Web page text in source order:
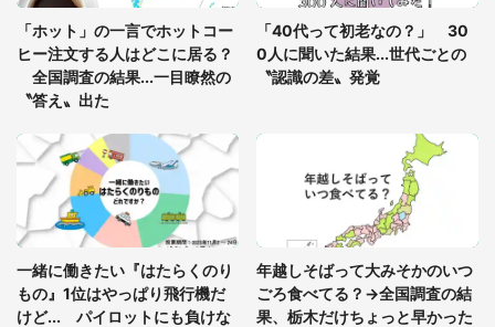
っ暗な道で遭難状態。なんとか見つけた民家に助け
を求めると、住人の男性が...」
「ホット」の一言でホットコー
ヒー注文する人はどこに居る？
全国調査の結果...一目瞭然の
〝答え〟出た
「40代って初老なの？」 30
0人に聞いた結果...世代ごとの
〝認識の差〟発覚
一緒に働きたい『はたらくのり
もの』1位はやっぱり飛行機だ
けど... パイロットにも負けな
年越しそばって大みそかのいつ
ごろ食べてる？→全国調査の結
果、栃木だけちょっと早かった